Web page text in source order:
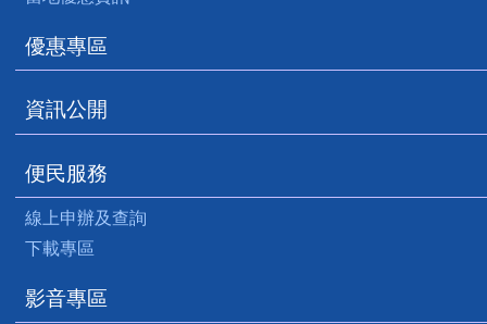
優惠專區
資訊公開
便民服務
線上申辦及查詢
下載專區
影音專區